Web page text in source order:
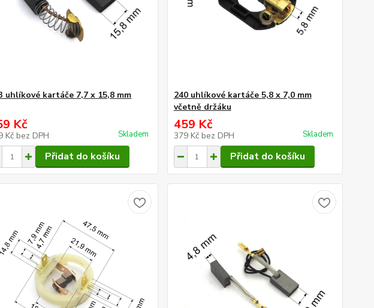
uhlíkové kartáče 7,7 x 15,8 mm
Kč
Kč bez DPH Skladem
Přidat do košíku
240 uhlíkové kartáče 5,8 x 7,0 mm
včetně držáku
459 Kč
379 Kč bez DPH Skladem
Přidat do košíku